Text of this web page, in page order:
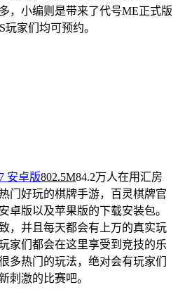
，小编则是带来了代号ME正式版
家们均可预约。
安卓版802.5M84.2万人在用 汇房
门好玩的棋牌手游，百灵棋牌官
卓版以及苹果版的下载安装包。
，并且每天都会有上万的真实玩
家们都会在这里享受到竞技的乐
多热门的玩法，绝对会有玩家们
刺激的比赛吧。